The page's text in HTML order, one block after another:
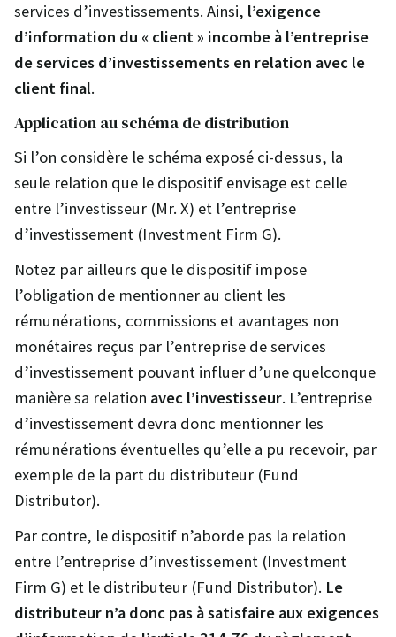
services d’investissements. Ainsi, l’exigence
d’information du « client » incombe à l’entreprise
de services d’investissements en relation avec le
client final.
Application au schéma de distribution
Si l’on considère le schéma exposé ci-dessus, la
seule relation que le dispositif envisage est celle
entre l’investisseur (Mr. X) et l’entreprise
d’investissement (Investment Firm G).
Notez par ailleurs que le dispositif impose
l’obligation de mentionner au client les
rémunérations, commissions et avantages non
monétaires reçus par l’entreprise de services
d’investissement pouvant influer d’une quelconque
manière sa relation avec l’investisseur. L’entreprise
d’investissement devra donc mentionner les
rémunérations éventuelles qu’elle a pu recevoir, par
exemple de la part du distributeur (Fund
Distributor).
Par contre, le dispositif n’aborde pas la relation
entre l’entreprise d’investissement (Investment
Firm G) et le distributeur (Fund Distributor). Le
distributeur n’a donc pas à satisfaire aux exigences